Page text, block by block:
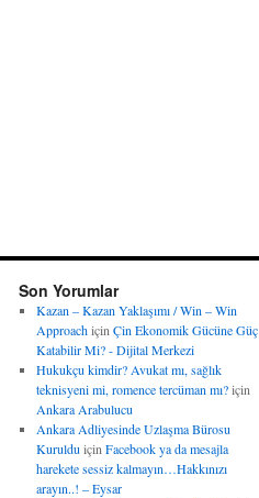
Son Yorumlar
Kazan – Kazan Yaklaşımı / Win – Win
Approachiçin Çin Ekonomik Gücüne Güç
Katabilir Mi? - Dijital Merkezi
Hukukçu kimdir? Avukat mı, sağlık
teknisyeni mi, romence tercüman mı?için
Ankara Arabulucu
Ankara Adliyesinde Uzlaşma Bürosu
Kuruldu için Facebook ya da mesajla
harekete sessiz kalmayın…Hakkınızı
arayın..! – Eysar